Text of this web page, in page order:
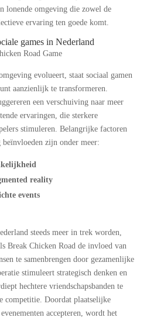
lonende omgeving die zowel de
ervaring ten goede komt.
games in Nederland
evolueert, staat sociaal gamen
aanzienlijk te transformeren.
een verschuiving naar meer
ervaringen, die sterkere
stimuleren. Belangrijke factoren
zijn onder meer:
reality
events
steeds meer in trek worden,
Break Chicken Road de invloed van
te samenbrengen door gezamenlijke
stimuleert strategisch denken en
hechtere vriendschapsbanden te
competitie. Doordat plaatselijke
accepteren, wordt het